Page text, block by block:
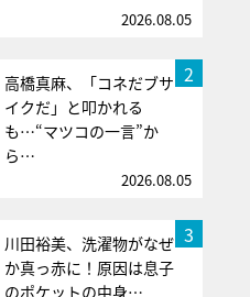
2026.08.05
2
高橋真麻、「コネだブサ
イクだ」と叩かれる
も…“マツコの一言”か
ら…
2026.08.05
3
川田裕美、洗濯物がなぜ
か真っ赤に！原因は息子
のポケットの中身…